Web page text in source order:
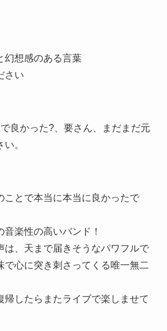
幻想感のある言葉
さい
良かった?、要さん、まだまだ元
。
ことで本当に本当に良かったで
楽性の高いバンド！
は、天まで届きそうなパワフルで
で心に突き刺さってくる唯一無二
帰したらまたライブで楽しませて